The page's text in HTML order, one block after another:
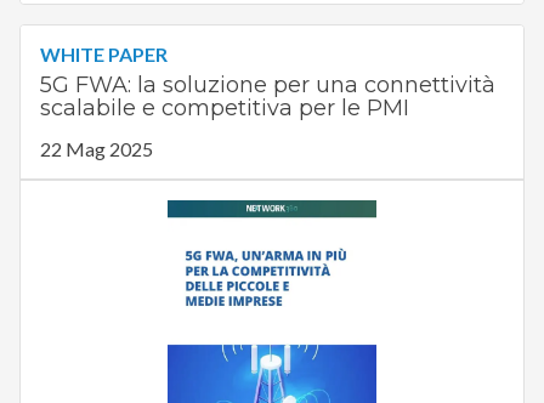
WHITE PAPER
5G FWA: la soluzione per una connettività
scalabile e competitiva per le PMI
22 Mag 2025